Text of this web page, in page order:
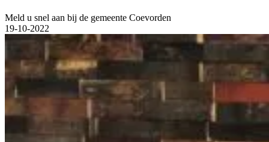
Meld u snel aan bij de gemeente Coevorden
19-10-2022